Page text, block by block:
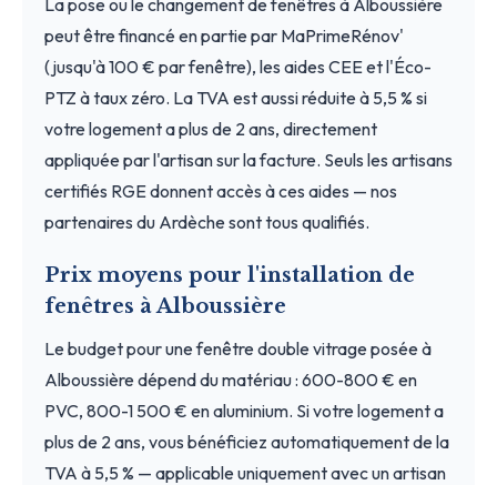
peut être financé en partie par MaPrimeRénov'
(jusqu'à 100 € par fenêtre), les aides CEE et l'Éco-
PTZ à taux zéro. La TVA est aussi réduite à 5,5 % si
votre logement a plus de 2 ans, directement
appliquée par l'artisan sur la facture. Seuls les artisans
certifiés RGE donnent accès à ces aides — nos
partenaires du Ardèche sont tous qualifiés.
Prix moyens pour l'installation de
fenêtres à Alboussière
Le budget pour une fenêtre double vitrage posée à
Alboussière dépend du matériau : 600-800 € en
PVC, 800-1 500 € en aluminium. Si votre logement a
plus de 2 ans, vous bénéficiez automatiquement de la
TVA à 5,5 % — applicable uniquement avec un artisan